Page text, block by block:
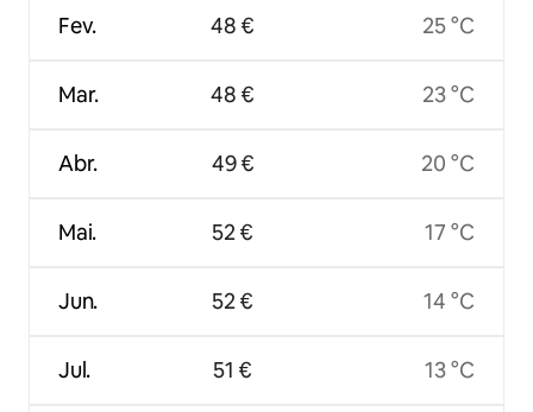
Fev.
Mar.
Abr.
Mai.
Jun.
Jul.
48 €
48 €
49 €
52 €
52 €
51 €
25 °C
23 °C
20 °C
17 °C
14 °C
13 °C